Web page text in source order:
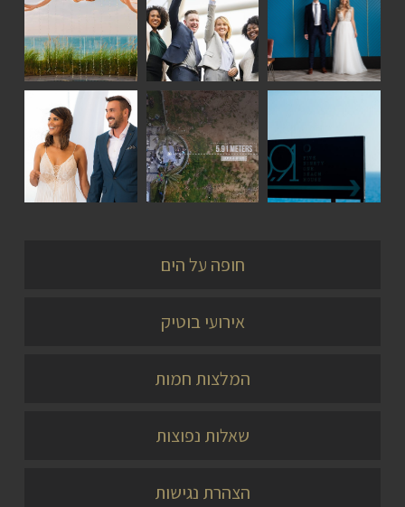
סיפורי
זוגות
כתבות
אירועים
אירועים
כתבות
אירועים
כתבות
אירועים
סיפורי
זוגות
חופה על הים
אירועי בוטיק
המלצות חמות
שאלות נפוצות
הצהרת נגישות